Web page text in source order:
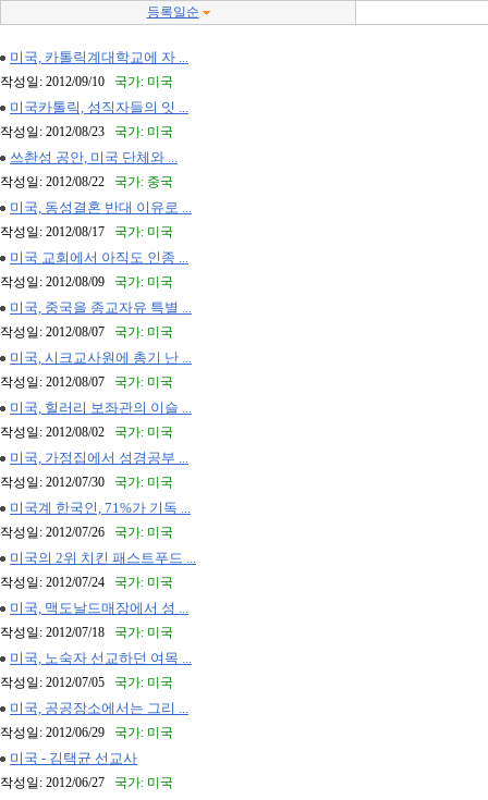
등록일순
미국, 카톨릭계대학교에 자 ...
작성일: 2012/09/10 국가: 미국
미국카톨릭, 성직자들의 잇 ...
작성일: 2012/08/23 국가: 미국
쓰촨성 공안, 미국 단체와 ...
작성일: 2012/08/22 국가: 중국
미국, 동성결혼 반대 이유로 ...
작성일: 2012/08/17 국가: 미국
미국 교회에서 아직도 인종 ...
작성일: 2012/08/09 국가: 미국
미국, 중국을 종교자유 특별 ...
작성일: 2012/08/07 국가: 미국
미국, 시크교사원에 총기 난 ...
작성일: 2012/08/07 국가: 미국
미국, 힐러리 보좌관의 이슬 ...
작성일: 2012/08/02 국가: 미국
미국, 가정집에서 성경공부 ...
작성일: 2012/07/30 국가: 미국
미국계 한국인, 71%가 기독 ...
작성일: 2012/07/26 국가: 미국
미국의 2위 치킨 패스트푸드 ...
작성일: 2012/07/24 국가: 미국
미국, 맥도날드매장에서 성 ...
작성일: 2012/07/18 국가: 미국
미국, 노숙자 선교하던 여목 ...
작성일: 2012/07/05 국가: 미국
미국, 공공장소에서는 그리 ...
작성일: 2012/06/29 국가: 미국
미국 - 김택균 선교사
작성일: 2012/06/27 국가: 미국